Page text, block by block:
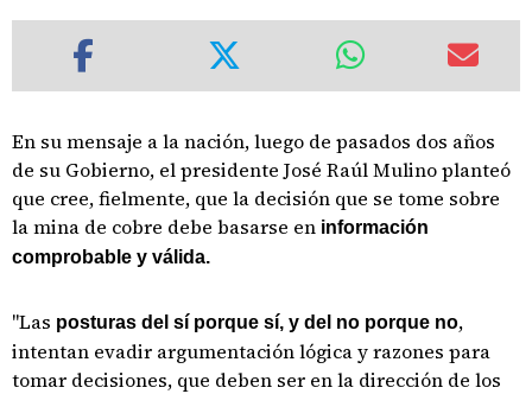
En su mensaje a la nación, luego de pasados dos años
de su Gobierno, el presidente José Raúl Mulino planteó
que cree, fielmente, que la decisión que se tome sobre
la mina de cobre debe basarse en información
comprobable y válida.
"Las posturas del sí porque sí, y del no porque no,
intentan evadir argumentación lógica y razones para
tomar decisiones, que deben ser en la dirección de los